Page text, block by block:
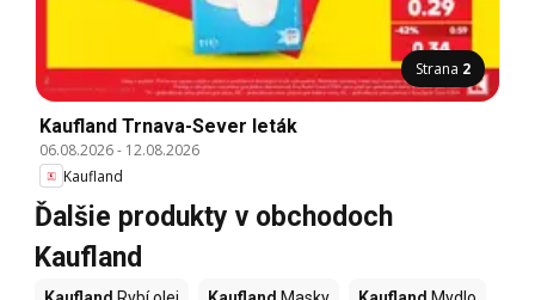
Strana 2
Kaufland Trnava-Sever leták
06.08.2026- 12.08.2026
Kaufland
Ďalšie produkty v obchodoch
Kaufland